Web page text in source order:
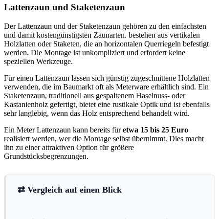
Lattenzaun und Staketenzaun
Der Lattenzaun und der Staketenzaun gehören zu den einfachsten
und damit kostengünstigsten Zaunarten. bestehen aus vertikalen
Holzlatten oder Staketen, die an horizontalen Querriegeln befestigt
werden. Die Montage ist unkompliziert und erfordert keine
speziellen Werkzeuge.
Für einen Lattenzaun lassen sich günstig zugeschnittene Holzlatten
verwenden, die im Baumarkt oft als Meterware erhältlich sind. Ein
Staketenzaun, traditionell aus gespaltenem Haselnuss- oder
Kastanienholz gefertigt, bietet eine rustikale Optik und ist ebenfalls
sehr langlebig, wenn das Holz entsprechend behandelt wird.
Ein Meter Lattenzaun kann bereits füretwa 15 bis 25 Euro
realisiert werden, wer die Montage selbst übernimmt. Dies macht
ihn zu einer attraktiven Option für größere
Grundstücksbegrenzungen.
⇄ Vergleich auf einen Blick